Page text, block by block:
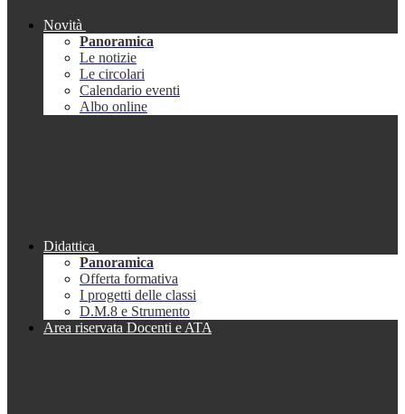
Novità
Panoramica
Le notizie
Le circolari
Calendario eventi
Albo online
Didattica
Panoramica
Offerta formativa
I progetti delle classi
D.M.8 e Strumento
Area riservata Docenti e ATA